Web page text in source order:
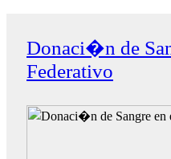
Donaci�n de
Federativo